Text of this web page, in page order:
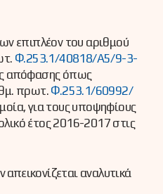
επιπλέον του αριθμού
Φ.253.1/40818/Α5/9-3-
απόφασης όπως
πρωτ. Φ.253.1/60992/
για τους υποψηφίους
έτος 2016-2017 στις
αναλυτικά